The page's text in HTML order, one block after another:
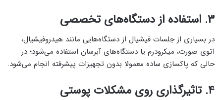
۳. استفاده از دستگاه‌های تخصصی
در بسیاری از جلسات فیشیال از دستگاه‌هایی مانند هیدروفیشیال،
اتوی صورت، میکرودرم یا دستگاه‌های آبرسان استفاده می‌شود؛ در
حالی که پاکسازی ساده معمولا بدون تجهیزات پیشرفته انجام می‌شود.
۴. تاثیرگذاری روی مشکلات پوستی